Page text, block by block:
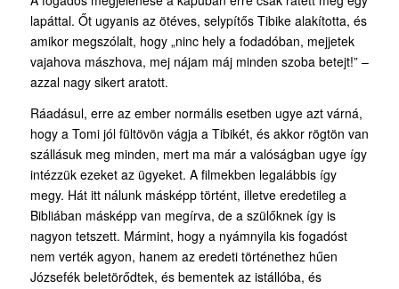
lapáttal. Őt ugyanis az ötéves, selypítős Tibike alakította, és
amikor megszólalt, hogy „ninc hely a fodadóban, mejjetek
vajahova mászhova, mej nájam máj minden szoba betejt!” –
azzal nagy sikert aratott.
Ráadásul, erre az ember normális esetben ugye azt várná,
hogy a Tomi jól fültövön vágja a Tibikét, és akkor rögtön van
szállásuk meg minden, mert ma már a valóságban ugye így
intézzük ezeket az ügyeket. A filmekben legalábbis így
megy. Hát itt nálunk másképp történt, illetve eredetileg a
Bibliában másképp van megírva, de a szülőknek így is
nagyon tetszett. Mármint, hogy a nyámnyila kis fogadóst
nem verték agyon, hanem az eredeti történethez hűen
Józsefék beletörődtek, és bementek az istállóba, és